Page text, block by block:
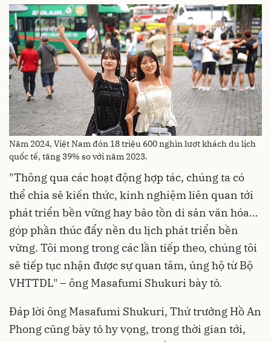
Năm 2024, Việt Nam đón 18 triệu 600 nghìn lượt khách du lịch
quốc tế, tăng 39% so với năm 2023.
"Thông qua các hoạt động hợp tác, chúng ta có
thể chia sẻ kiến thức, kinh nghiệm liên quan tới
phát triển bền vững hay bảo tồn di sản văn hóa…
góp phần thúc đẩy nền du lịch phát triển bền
vững. Tôi mong trong các lần tiếp theo, chúng tôi
sẽ tiếp tục nhận được sự quan tâm, ủng hộ từ Bộ
VHTTDL" – ông Masafumi Shukuri bày tỏ.
Đáp lời ông Masafumi Shukuri, Thứ trưởng Hồ An
Phong cũng bày tỏ hy vọng, trong thời gian tới,